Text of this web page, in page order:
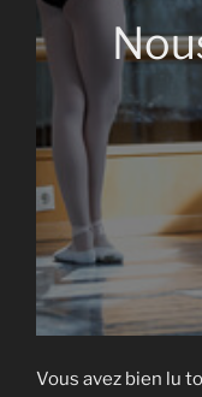
Vous avez bien lu